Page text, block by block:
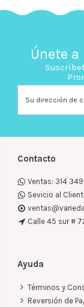
Únete
Contacto
Ventas: 314
Sevicio al
Calle 45 sur #
Ayuda
Términos y
Reversión de